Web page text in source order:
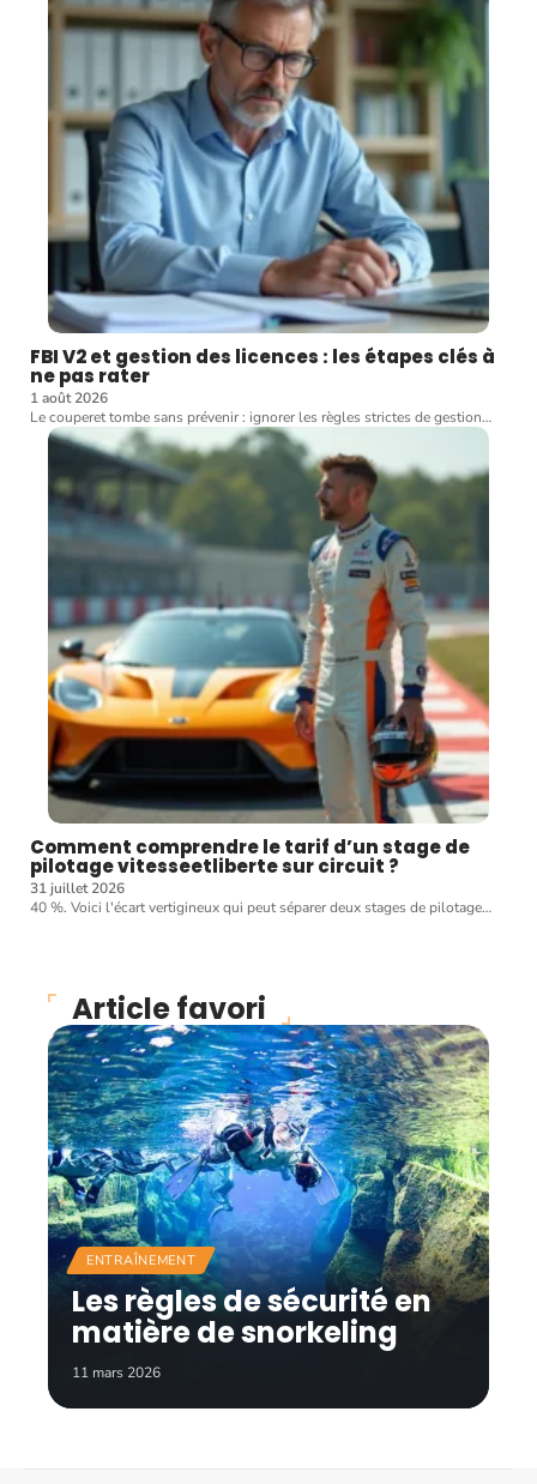
FBI V2 et gestion des licences : les étapes clés à
ne pas rater
1 août 2026
Le couperet tombe sans prévenir : ignorer les règles strictes de gestion…
Comment comprendre le tarif d’un stage de
pilotage vitesseetliberte sur circuit ?
31 juillet 2026
40 %. Voici l'écart vertigineux qui peut séparer deux stages de pilotage…
Article favori
ENTRAÎNEMENT
Les règles de sécurité en
matière de snorkeling
11 mars 2026